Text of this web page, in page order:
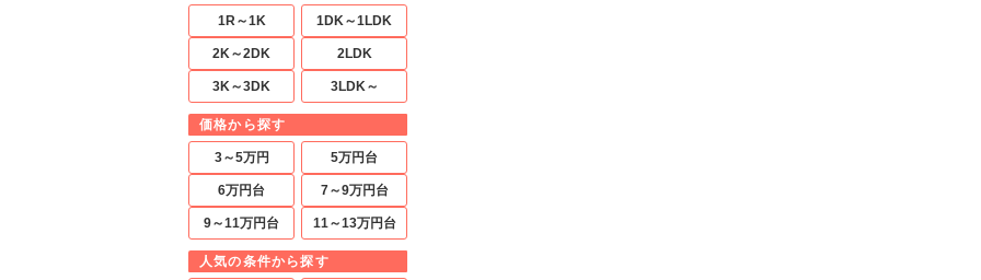
1R～1K 1DK～1LDK
2K～2DK 2LDK
3K～3DK 3LDK～
価格から探す
3～5万円 5万円台
6万円台 7～9万円台
9～11万円台 11～13万円台
人気の条件から探す